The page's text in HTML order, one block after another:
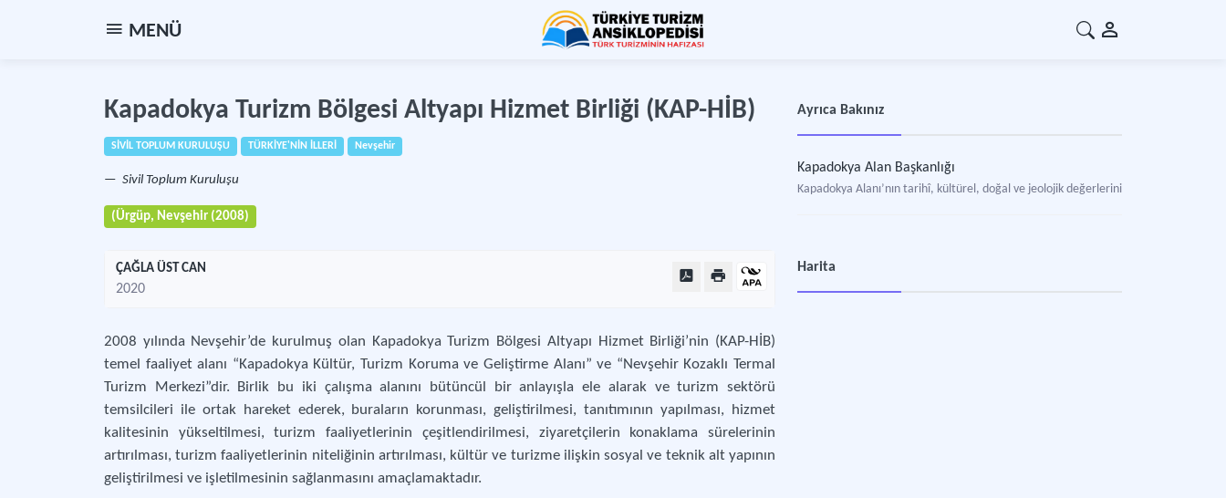
MENÜ
Kapadokya Turizm Bölgesi Altyapı Hizmet Birliği (KAP-HİB)
SİVİL TOPLUM KURULUŞU TÜRKİYE'NİN İLLERİ Nevşehir
Sivil Toplum Kuruluşu
(Ürgüp, Nevşehir (2008)
ÇAĞLA ÜST CAN
2020
2008 yılında Nevşehir’de kurulmuş olan Kapadokya Turizm Bölgesi Altyapı Hizmet Birliği’nin (KAP-HİB)
temel faaliyet alanı “Kapadokya Kültür, Turizm Koruma ve Geliştirme Alanı” ve “Nevşehir Kozaklı Termal
Turizm Merkezi”dir. Birlik bu iki çalışma alanını bütüncül bir anlayışla ele alarak ve turizm sektörü
temsilcileri ile ortak hareket ederek, buraların korunması, geliştirilmesi, tanıtımının yapılması, hizmet
kalitesinin yükseltilmesi, turizm faaliyetlerinin çeşitlendirilmesi, ziyaretçilerin konaklama sürelerinin
artırılması, turizm faaliyetlerinin niteliğinin artırılması, kültür ve turizme ilişkin sosyal ve teknik alt yapının
geliştirilmesi ve işletilmesinin sağlanmasını amaçlamaktadır.
Ayrıca Bakınız
Kapadokya Alan Başkanlığı
Kapadokya Alanı’nın tarihî, kültürel, doğal ve jeolojik değerlerini korumak,
Harita